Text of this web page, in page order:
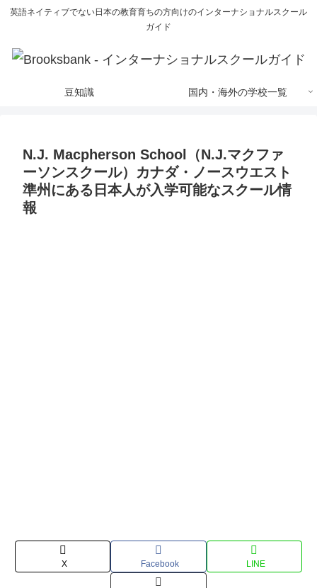
英語ネイティブでない日本の教育育ちの方向けのインターナショナルスクール
ガイド
豆知識 国内・海外の学校一覧
N.J. Macpherson School（N.J.マクファ
ーソンスクール）カナダ・ノースウエスト
準州にある日本人が入学可能なスクール情
報
X Facebook LINE